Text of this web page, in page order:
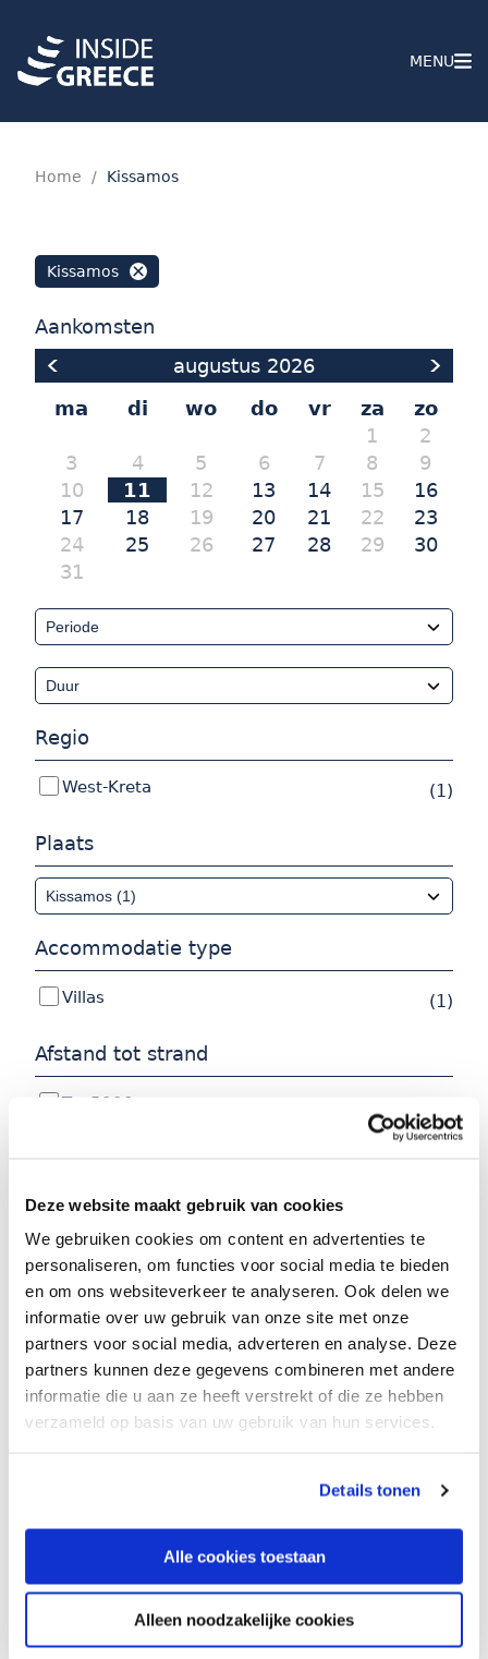
Deze website maakt gebruik van cookies
We gebruiken cookies om content en advertenties te
personaliseren, om functies voor social media te bieden
en om ons websiteverkeer te analyseren. Ook delen we
informatie over uw gebruik van onze site met onze
partners voor social media, adverteren en analyse. Deze
partners kunnen deze gegevens combineren met andere
informatie die u aan ze heeft verstrekt of die ze hebben
verzameld op basis van uw gebruik van hun services.
Details tonen
Alle cookies toestaan
Alleen noodzakelijke cookies
MENU
Home / Kissamos
Kissamos
Aankomsten
augustus 2026
ma
di wo do vr za
zo
1
2
3
4 5 6 7 8
9
10
11 12 13 14 15
16
17
18 19 20 21 22
23
24
25 26 27 28 29
30
31
Prijs
Faciliteiten
Zwembad (1)
Privé zwembad
Wasmachine (1)
1 aparte slaapkamer (1)
2 aparte slaapkamers
(1)
2 badkamers
3 badkamers (1)
Afstand tot strand
Tot 5000 meter
(1)
Accommodatie type
Villas (1)
Regio
West-Kreta (1)
Plaats